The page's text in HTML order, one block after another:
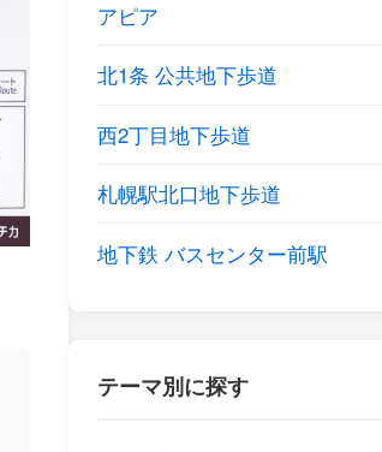
アピア
北1条 公共地下歩道
西2丁目地下歩道
札幌駅北口地下歩道
地下鉄 バスセンター前駅
テーマ別に探す